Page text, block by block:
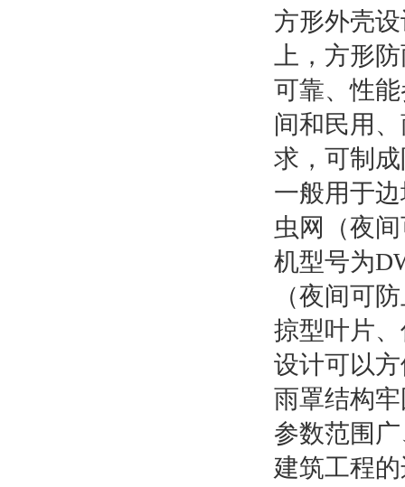
方形外壳
上，方形
可靠、性
间和民用
求，可制
一般用于
虫网（夜
机型号为
（夜间可
掠型叶片
设计可以
雨罩结构
参数范围
建筑工程